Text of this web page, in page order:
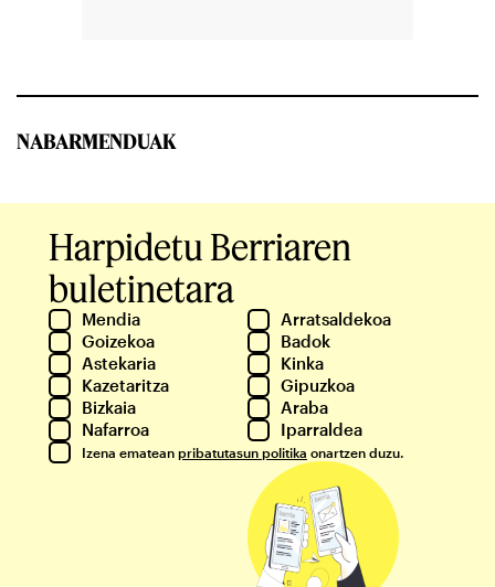
NABARMENDUAK
Harpidetu Berriaren
buletinetara
Mendia
Arratsaldekoa
Goizekoa
Badok
Astekaria
Kinka
Kazetaritza
Gipuzkoa
Bizkaia
Araba
Nafarroa
Iparraldea
Izena ematean pribatutasun politika onartzen duzu.